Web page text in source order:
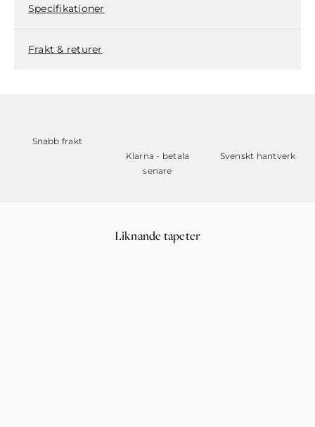
Specifikationer
Frakt & returer
Snabb frakt
Klarna - betala
senare
Svenskt hantverk
Liknande tapeter